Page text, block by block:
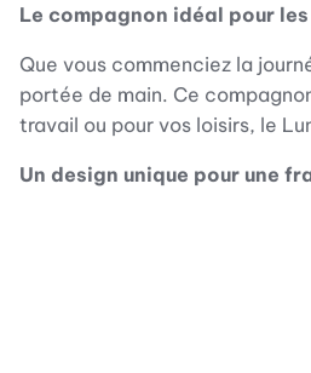
Le compagnon idéal pour
Que vous commenciez la
portée de main. Ce
travail ou pour vos loisirs, le
Un design unique pour une